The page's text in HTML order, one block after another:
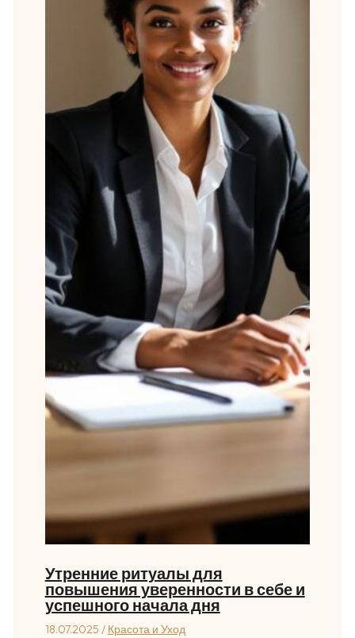
Утренние ритуалы для
повышения уверенности в себе и
успешного начала дня
18.07.2025 / Красота и Уход